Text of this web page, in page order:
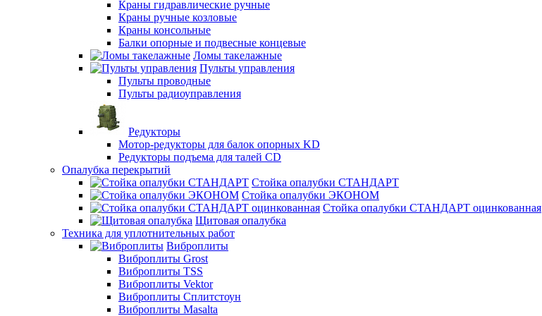
Краны гидравлические ручные
Краны ручные козловые
Краны консольные
Балки опорные и подвесные концевые
Ломы такелажные
Пульты управления
Пульты проводные
Пульты радиоуправления
Редукторы
Мотор-редукторы для балок опорных KD
Редукторы подъема для талей CD
Опалубка перекрытий
Стойка опалубки СТАНДАРТ
Стойка опалубки ЭКОНОМ
Стойка опалубки СТАНДАРТ оцинкованная
Щитовая опалубка
Техника для уплотнительных работ
Виброплиты
Виброплиты Grost
Виброплиты TSS
Виброплиты Vektor
Виброплиты Сплитстоун
Виброплиты Masalta